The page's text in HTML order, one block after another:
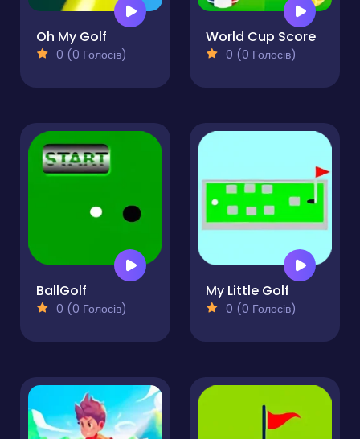
Oh My Golf
0 (0 Голосів)
World Cup Score
0 (0 Голосів)
BallGolf
0 (0 Голосів)
My Little Golf
0 (0 Голосів)